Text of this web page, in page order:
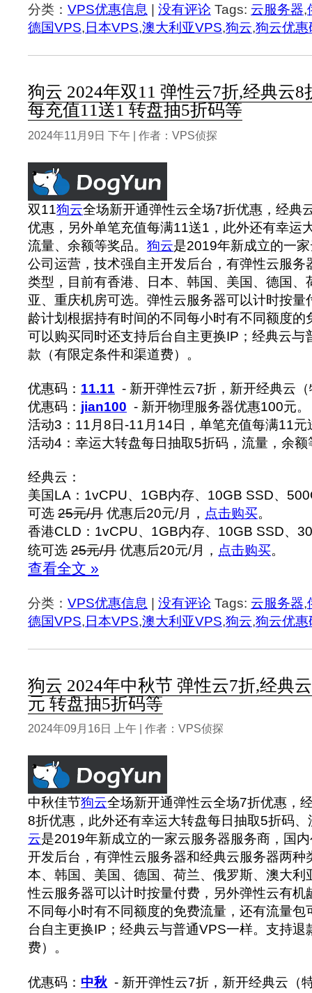
分类： VPS优惠信息 | 没有评论 Tags: 云服务器,
德国VPS,日本VPS,澳大利亚VPS,狗云,狗云优惠
狗云 2024年双11 弹性云7折,经典云8
每充值11送1 转盘抽5折码等
2024年11月9日 下午 | 作者：VPS侦探
双11狗云全场新开通弹性云全场7折优惠，经典
优惠，另外单笔充值每满11送1，此外还有幸运
流量、余额等奖品。 狗云是2019年新成立的一
公司运营，技术强自主开发后台，有弹性云服务
类型，目前有香港、日本、韩国、美国、德国、
亚、重庆机房可选。弹性云服务器可以计时按量
龄计划根据持有时间的不同每小时有不同额度的
可以购买同时还支持后台自主更换IP；经典云与
款（有限定条件和渠道费）。
优惠码： 11.11 - 新开弹性云7折，新开经典云
优惠码： jian100 - 新开物理服务器优惠100元。
活动3：11月8日-11月14日，单笔充值每满11元
活动4：幸运大转盘每日抽取5折码，流量，余额
经典云：
美国LA：1vCPU、1GB内存、10GB SSD、
可选 25元/月 优惠后20元/月， 点击购买。
香港CLD：1vCPU、1GB内存、10GB SSD、
统可选 25元/月 优惠后20元/月， 点击购买。
查看全文 »
分类： VPS优惠信息 | 没有评论 Tags: 云服务器,
德国VPS,日本VPS,澳大利亚VPS,狗云,狗云优惠
狗云 2024年中秋节 弹性云7折,经典
元 转盘抽5折码等
2024年09月16日 上午 | 作者：VPS侦探
中秋佳节狗云全场新开通弹性云全场7折优惠，
8折优惠，此外还有幸运大转盘每日抽取5折码
云是2019年新成立的一家云服务器服务商，国
开发后台，有弹性云服务器和经典云服务器两种
本、韩国、美国、德国、荷兰、俄罗斯、澳大利
性云服务器可以计时按量付费，另外弹性云有机
不同每小时有不同额度的免费流量，还有流量包
台自主更换IP；经典云与普通VPS一样。支持退
费）。
优惠码： 中秋 - 新开弹性云7折，新开经典云（